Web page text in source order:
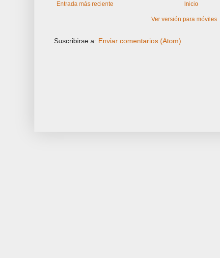
Entrada más reciente Inicio
Ver versión para móviles
Suscribirse a: Enviar comentarios (Atom)